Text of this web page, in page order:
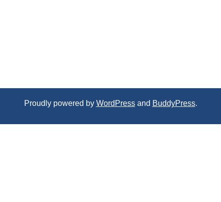
Proudly powered by WordPressand BuddyPress.